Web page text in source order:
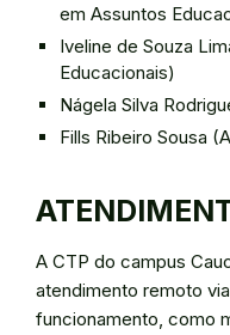
em Assuntos
Iveline de Souza
Educacionais)
Nágela Silva
Fills Ribeiro Sousa
A CTP do campus
atendimento remoto
funcionamento, como